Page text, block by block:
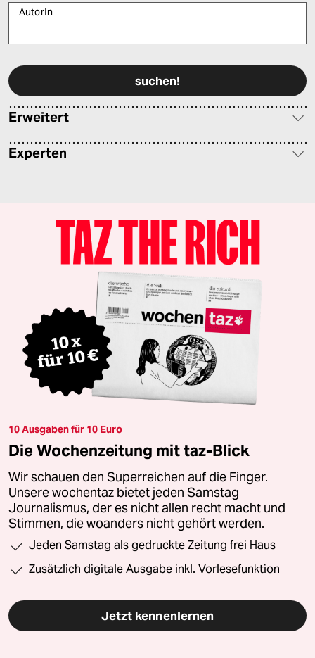
AutorIn
Erweitert
Experten
10 Ausgaben für 10 Euro
Die Wochenzeitung mit taz-Blick
Wir schauen den Superreichen auf die Finger.
Unsere wochentaz bietet jeden Samstag
Journalismus, der es nicht allen recht macht und
Stimmen, die woanders nicht gehört werden.
Jeden Samstag als gedruckte Zeitung frei Haus
Zusätzlich digitale Ausgabe inkl. Vorlesefunktion
Jetzt kennenlernen